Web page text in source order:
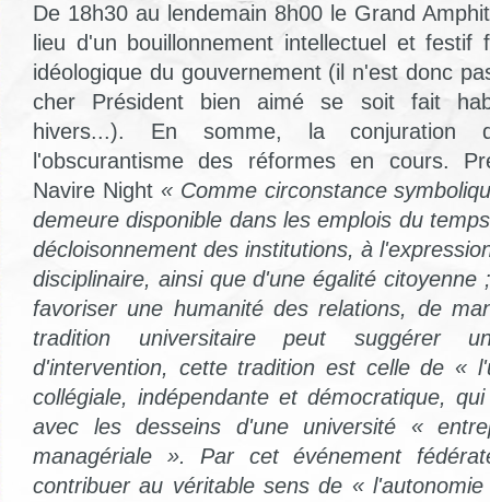
De 18h30 au lendemain 8h00 le Grand
lieu d'un bouillonnement intellectuel et festif
idéologique du gouvernement (il n'est donc
cher Président bien aimé se soit fait
hivers...). En somme, la conjuration
l'obscurantisme des réformes en cours.
Navire Night « Comme circonstance
demeure disponible dans les emplois du
décloisonnement des institutions, à
disciplinaire, ainsi que d'une égalité
favoriser une humanité des relations, de
tradition universitaire peut suggérer
d'intervention, cette tradition est celle de «
collégiale, indépendante et démocratique,
avec les desseins d'une université «
managériale ». Par cet événement
contribuer au véritable sens de «